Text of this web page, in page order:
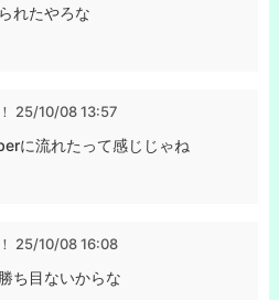
れたやろな
25/10/08 13:57
に流れたって感じじゃね
25/10/08 16:08
ち目ないからな